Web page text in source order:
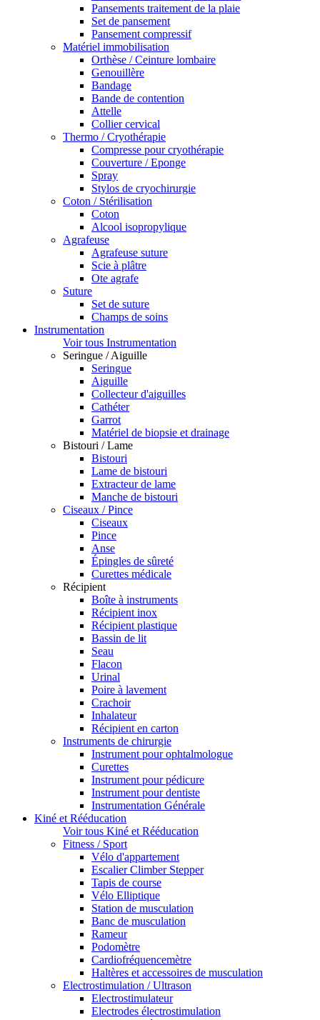
Pansements traitement de la plaie
Set de pansement
Pansement compressif
Matériel immobilisation
Orthèse / Ceinture lombaire
Genouillère
Bandage
Bande de contention
Attelle
Collier cervical
Thermo / Cryothérapie
Compresse pour cryothérapie
Couverture / Eponge
Spray
Stylos de cryochirurgie
Coton / Stérilisation
Coton
Alcool isopropylique
Agrafeuse
Agrafeuse suture
Scie à plâtre
Ote agrafe
Suture
Set de suture
Champs de soins
Instrumentation
Voir tous Instrumentation
Seringue / Aiguille
Seringue
Aiguille
Collecteur d'aiguilles
Cathéter
Garrot
Matériel de biopsie et drainage
Bistouri / Lame
Bistouri
Lame de bistouri
Extracteur de lame
Manche de bistouri
Ciseaux / Pince
Ciseaux
Pince
Anse
Épingles de sûreté
Curettes médicale
Récipient
Boîte à instruments
Récipient inox
Récipient plastique
Bassin de lit
Seau
Flacon
Urinal
Poire à lavement
Crachoir
Inhalateur
Récipient en carton
Instruments de chirurgie
Instrument pour ophtalmologue
Curettes
Instrument pour pédicure
Instrument pour dentiste
Instrumentation Générale
Kiné et Rééducation
Voir tous Kiné et Rééducation
Fitness / Sport
Vélo d'appartement
Escalier Climber Stepper
Tapis de course
Vélo Elliptique
Station de musculation
Banc de musculation
Rameur
Podomètre
Cardiofréquencemètre
Haltères et accessoires de musculation
Electrostimulation / Ultrason
Electrostimulateur
Electrodes électrostimulation